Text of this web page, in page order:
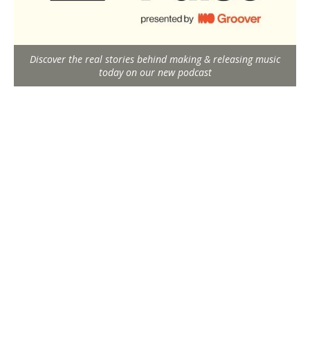
Discover the real stories behind making & releasing music
today on our new podcast